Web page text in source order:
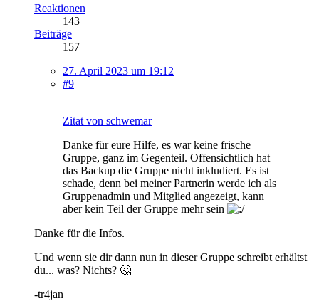
Reaktionen
143
Beiträge
157
27. April 2023 um 19:12
#9
Zitat von schwemar
Danke für eure Hilfe, es war keine frische
Gruppe, ganz im Gegenteil. Offensichtlich hat
das Backup die Gruppe nicht inkludiert. Es ist
schade, denn bei meiner Partnerin werde ich als
Gruppenadmin und Mitglied angezeigt, kann
aber kein Teil der Gruppe mehr sein
Danke für die Infos.
Und wenn sie dir dann nun in dieser Gruppe schreibt erhältst
du... was? Nichts? 🤔
-tr4jan